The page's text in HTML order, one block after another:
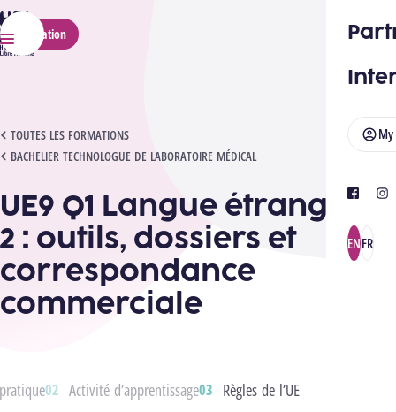
HELMo
Menu
My
facebook
ENFR
Application
TOUTES LES FORMATIONS
BACHELIER TECHNOLOGUE DE LABORATOIRE MÉDICAL
UE9 Q1 LANGUE ÉTRANGÈRE 2 : OUTILS, DOSSIERS ET CORRESPONDANCE
UE9 Q1 Langue étrangère
2 : outils, dossiers et
correspondance
commerciale
Activité d’apprentissage Règles de l’UE